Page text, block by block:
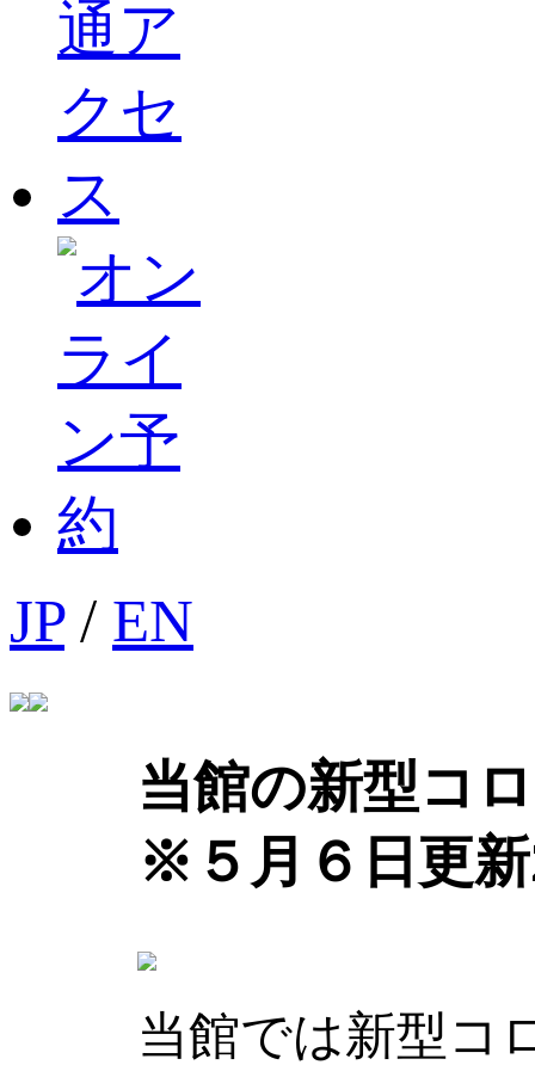
JP/ EN
当館の新型コ
※５月６日更新
当館では新型コ